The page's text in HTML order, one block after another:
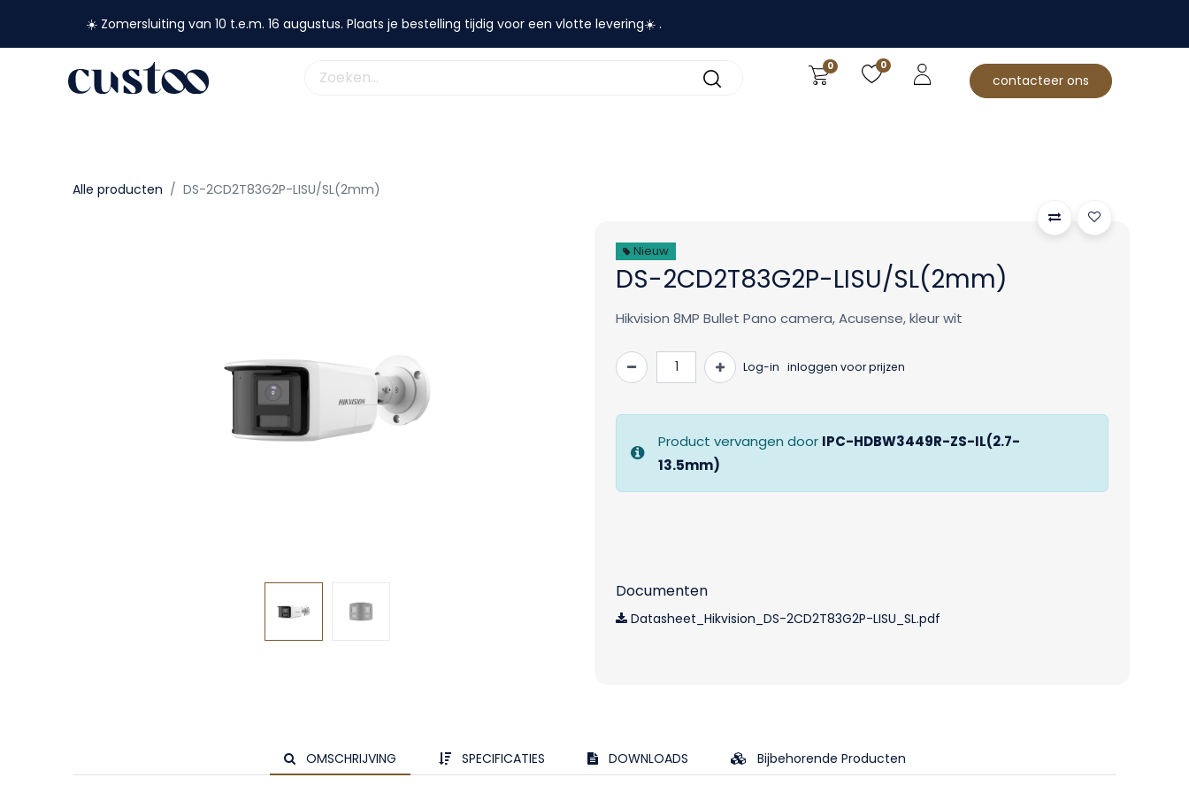
☀️ Zomersluiting van 10 t.e.m. 16 augustus. Plaats je bestelling tijdig voor een vlotte levering☀️ .
0 0
contacteer ons
Alle producten DS-2CD2T83G2P-LISU/SL(2mm)
Nieuw
DS-2CD2T83G2P-LISU/SL(2mm)
Hikvision 8MP Bullet Pano camera, Acusense, kleur wit
Log-in inloggen voor prijzen
Product vervangen door IPC-HDBW3449R-ZS-IL(2.7-
13.5mm)
Documenten
Datasheet_Hikvision_DS-2CD2T83G2P-LISU_SL.pdf
OMSCHRIJVING SPECIFICATIES DOWNLOADS Bijbehorende Producten